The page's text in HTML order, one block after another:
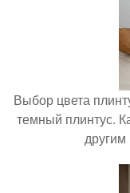
Выбор цвета
темный плинтус.